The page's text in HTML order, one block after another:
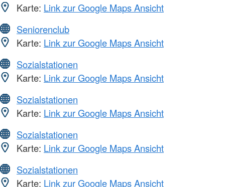
Karte: Link zur Google Maps Ansicht
Seniorenclub
Karte: Link zur Google Maps Ansicht
Sozialstationen
Karte: Link zur Google Maps Ansicht
Sozialstationen
Karte: Link zur Google Maps Ansicht
Sozialstationen
Karte: Link zur Google Maps Ansicht
Sozialstationen
Karte: Link zur Google Maps Ansicht